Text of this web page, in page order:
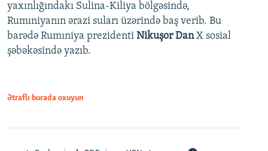
yaxınlığındakı Sulina-Kiliya bölgəsində,
Rumıniyanın ərazi suları üzərində baş verib. Bu
barədə Rumıniya prezidenti Nikuşor DanX sosial
şəbəkəsində yazıb.
Ətraflı burada oxuyun